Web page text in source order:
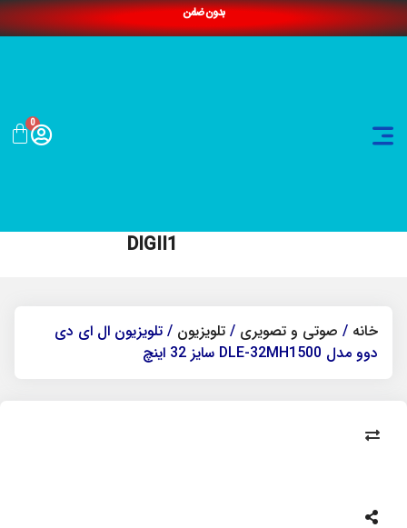
بدون ضامن
0
DIGII1
خانه / صوتی و تصویری / تلویزیون / تلویزیون ال ای دی
دوو مدل DLE-32MH1500 سایز 32 اینچ